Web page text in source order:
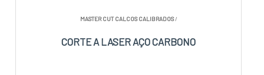
MASTER CUT CALCOS CALIBRADOS/
CORTE A LASER AÇO CARBONO